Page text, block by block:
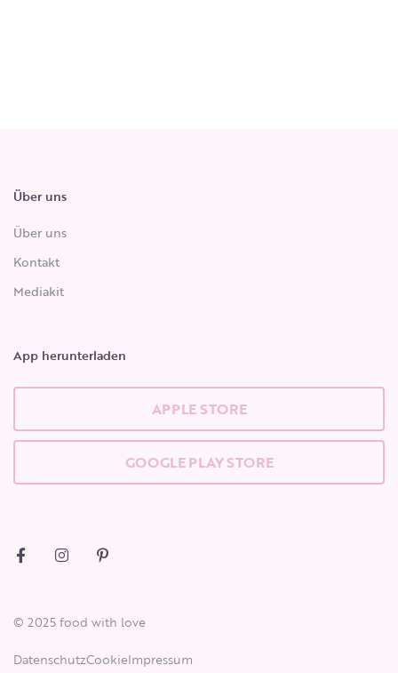
Über uns
Über uns
Kontakt
Mediakit
App herunterladen
APPLE STORE
GOOGLE PLAY STORE
© 2025 food with love
DatenschutzCookieImpressum